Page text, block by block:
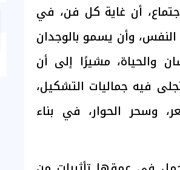
أن غاية كل فن، في
وأن يسمو بالوجدان
والحياة، مشيرًا إلى أن
فيه جماليات التشكيل،
وسحر الحوار، في بناء